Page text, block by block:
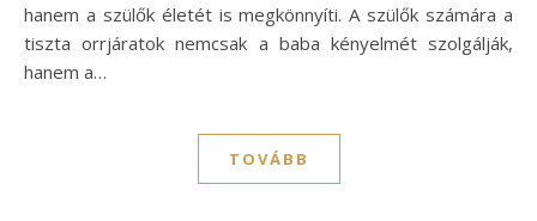
hanem a szülők életét is megkönnyíti. A szülők számára a
tiszta orrjáratok nemcsak a baba kényelmét szolgálják,
hanem a…
TOVÁBB